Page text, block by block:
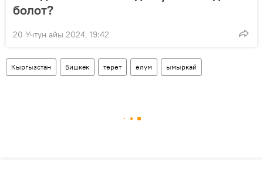
болот?
20 Үчтүн айы 2024, 19:42
Кыргызстан Бишкек төрөт өлүм ымыркай